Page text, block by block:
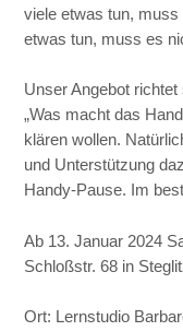
viele etwas tun,
etwas tun, muss es
Unser Angebot
„Was macht das
klären wollen.
und Unterstützung
Handy-Pause. Im
Ab 13. Januar 2024
Schloßstr. 68 in
Ort: Lernstudio